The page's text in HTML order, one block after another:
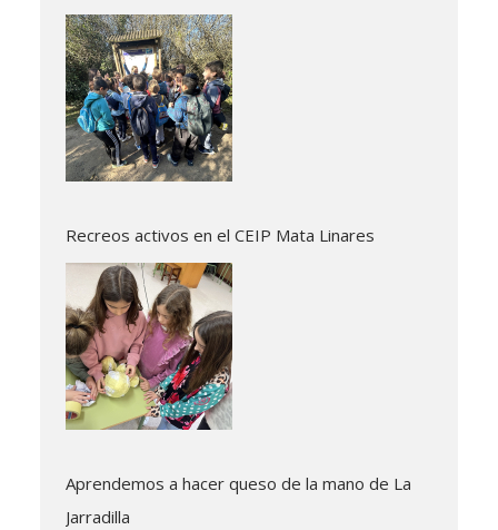
Recreos activos en el CEIP Mata Linares
Aprendemos a hacer queso de la mano de La
Jarradilla